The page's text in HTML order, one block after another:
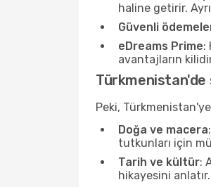
haline getirir.
Güvenli
eDreams Prime:
avantajların
Türkmenistan'de
Peki,
Doğa ve macera
tutkunları için
Tarih ve kültür:
hikayesini anlatır.